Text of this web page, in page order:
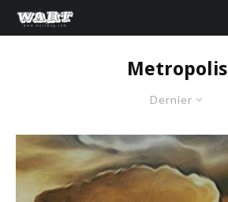
Metropolis
Dernier